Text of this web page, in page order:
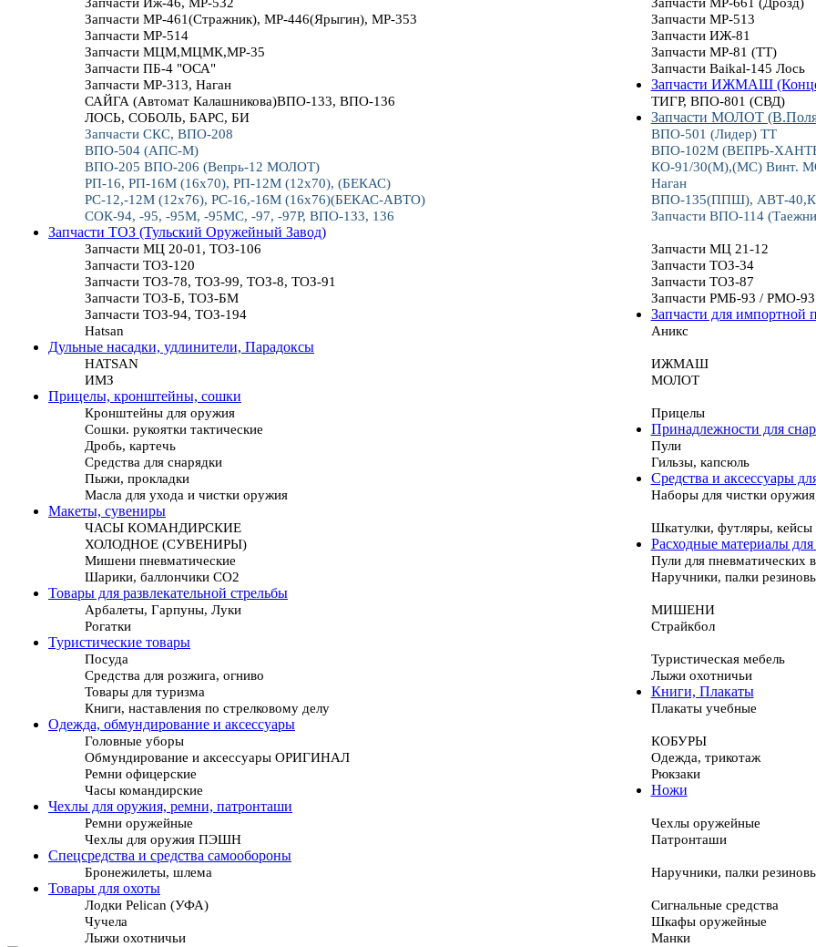
Запчасти МР-461(Стражник), МР-446(Ярыгин), МР-353
Запчасти МР-513
Запчасти МР-514
Запчасти ИЖ-81
Запчасти МЦМ,МЦМК,МР-35
Запчасти МР-81 (ТТ)
Запчасти ПБ-4 "ОСА"
Запчасти Baikal-145 Лось
Запчасти МР-313, Наган
Запчасти ИЖМАШ
САЙГА (Автомат Калашникова)ВПО-133, ВПО-136
ТИГР, ВПО-801 (СВД)
ЛОСЬ, СОБОЛЬ, БАРС, БИ
Запчасти МОЛОТ
Запчасти СКС, ВПО-208
ВПО-501 (Лидер) ТТ
ВПО-504 (АПС-М)
ВПО-102М (ВЕПРЬ-
ВПО-205 ВПО-206 (Вепрь-12 МОЛОТ)
КО-91/30(М),(МС) Винт.
РП-16, РП-16М (16х70), РП-12М (12х70), (БЕКАС)
Наган
РС-12,-12М (12х76), РС-16,-16М (16х76)(БЕКАС-АВТО)
ВПО-135(ППШ), АВТ-
СОК-94, -95, -95М, -95МС, -97, -97Р, ВПО-133, 136
Запчасти ВПО-114
Запчасти ТОЗ (Тульский Оружейный Завод)
Запчасти МЦ 20-01, ТОЗ-106
Запчасти МЦ 21-12
Запчасти ТОЗ-120
Запчасти ТОЗ-34
Запчасти ТОЗ-78, ТОЗ-99, ТОЗ-8, ТОЗ-91
Запчасти ТОЗ-87
Запчасти ТОЗ-Б, ТОЗ-БМ
Запчасти РМБ-93 / РМО-93
Запчасти ТОЗ-94, ТОЗ-194
Запчасти для импортной
Hatsan
Аникс
Дульные насадки, удлинители, Парадоксы
HATSAN
ИЖМАШ
ИМЗ
МОЛОТ
Прицелы, кронштейны, сошки
Кронштейны для оружия
Прицелы
Сошки. рукоятки тактические
Принадлежности для
Дробь, картечь
Пули
Средства для снарядки
Гильзы, капсюль
Пыжи, прокладки
Средства и аксессуары
Масла для ухода и чистки оружия
Наборы для чистки
Макеты, сувениры
ЧАСЫ КОМАНДИРСКИЕ
Шкатулки, футляры, кейсы
ХОЛОДНОЕ (СУВЕНИРЫ)
Расходные материалы
Мишени пневматические
Пули для пневматических
Шарики, баллончики СО2
Наручники, палки
Товары для развлекательной стрельбы
Арбалеты, Гарпуны, Луки
МИШЕНИ
Рогатки
Страйкбол
Туристические товары
Посуда
Туристическая мебель
Средства для розжига, огниво
Лыжи охотничьи
Товары для туризма
Книги, Плакаты
Книги, наставления по стрелковому делу
Плакаты учебные
Одежда, обмундирование и аксессуары
Головные уборы
КОБУРЫ
Обмундирование и аксессуары ОРИГИНАЛ
Одежда, трикотаж
Ремни офицерские
Рюкзаки
Часы командирские
Ножи
Чехлы для оружия, ремни, патронташи
Ремни оружейные
Чехлы оружейные
Чехлы для оружия ПЭШН
Патронташи
Спецсредства и средства самообороны
Бронежилеты, шлема
Наручники, палки
Товары для охоты
Лодки Pelican (УФА)
Сигнальные средства
Чучела
Шкафы оружейные
Лыжи охотничьи
Манки